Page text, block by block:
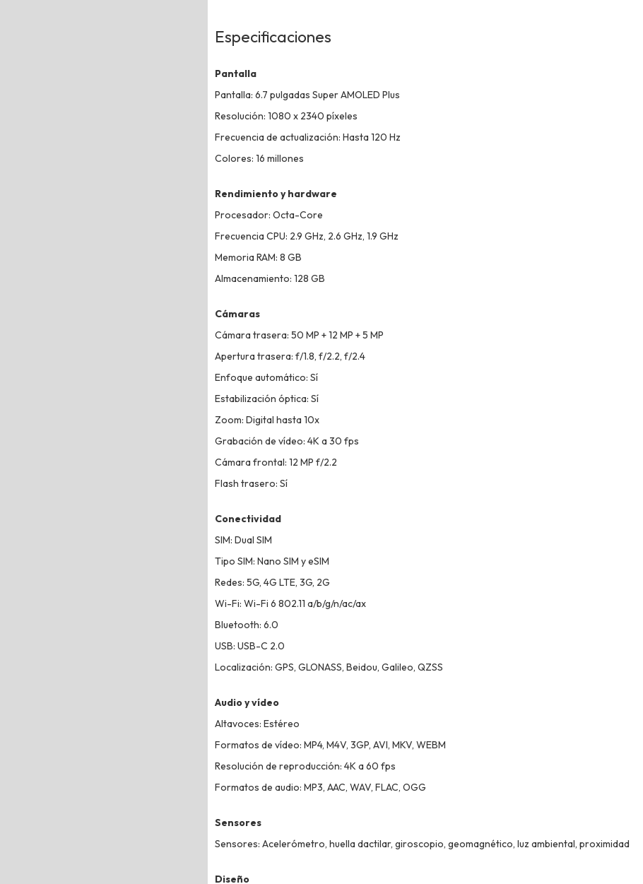
Especificaciones
Pantalla
Pantalla: 6.7 pulgadas Super AMOLED Plus
Resolución: 1080 x 2340 píxeles
Frecuencia de actualización: Hasta 120 Hz
Colores: 16 millones
Rendimiento y hardware
Procesador: Octa-Core
Frecuencia CPU: 2.9 GHz, 2.6 GHz, 1.9 GHz
Memoria RAM: 8 GB
Almacenamiento: 128 GB
Cámaras
Cámara trasera: 50 MP + 12 MP + 5 MP
Apertura trasera: f/1.8, f/2.2, f/2.4
Enfoque automático: Sí
Estabilización óptica: Sí
Zoom: Digital hasta 10x
Grabación de vídeo: 4K a 30 fps
Cámara frontal: 12 MP f/2.2
Flash trasero: Sí
Conectividad
SIM: Dual SIM
Tipo SIM: Nano SIM y eSIM
Redes: 5G, 4G LTE, 3G, 2G
Wi-Fi: Wi-Fi 6 802.11 a/b/g/n/ac/ax
Bluetooth: 6.0
USB: USB-C 2.0
Localización: GPS, GLONASS, Beidou, Galileo, QZSS
Audio y vídeo
Altavoces: Estéreo
Formatos de vídeo: MP4, M4V, 3GP, AVI, MKV, WEBM
Resolución de reproducción: 4K a 60 fps
Formatos de audio: MP3, AAC, WAV, FLAC, OGG
Sensores
Sensores: Acelerómetro, huella dactilar, giroscopio, geomagnético, luz ambiental, proximidad
Diseño